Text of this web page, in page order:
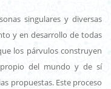
singulares y diversas
y en desarrollo de todas
los párvulos construyen
del mundo y de sí
propuestas. Este proceso